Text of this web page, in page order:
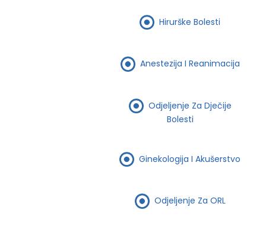
Hirurške Bolesti
Anestezija I Reanimacija
Odjeljenje Za Dječije
Bolesti
Ginekologija I Akušerstvo
Odjeljenje Za ORL